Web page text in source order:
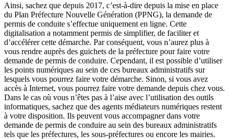
Ainsi, sachez que depuis 2017, c’est-à-dire depuis la mise en place
du Plan Préfecture Nouvelle Génération (PPNG), la demande de
permis de conduite s’effectue uniquement en ligne. Cette
digitalisation a notamment permis de simplifier, de faciliter et
d’accélérer cette démarche. Par conséquent, vous n’aurez plus à
vous rendre auprès des guichets de la préfecture pour faire votre
demande de permis de conduire. Cependant, il est possible d’utiliser
les points numériques au sein de ces bureaux administratifs sur
lesquels vous pourrez faire votre démarche. Sinon, si vous avez
accès à Internet, vous pourrez faire votre demande depuis chez vous.
Dans le cas où vous n’êtes pas à l’aise avec l’utilisation des outils
informatiques, sachez que des agents médiateurs numériques restent
à votre disposition. Ils peuvent vous accompagner dans votre
demande de permis de conduire au sein des bureaux administratifs
tels que les préfectures, les sous-préfectures ou encore les mairies.